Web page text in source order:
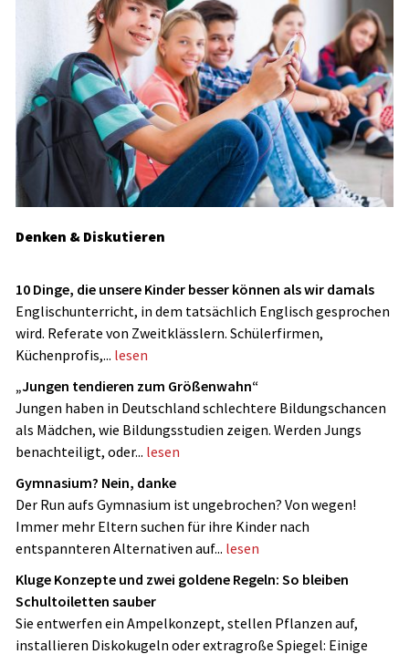
Denken & Diskutieren
10 Dinge, die unsere Kinder besser können als wir damals
Englischunterricht, in dem tatsächlich Englisch gesprochen
wird. Referate von Zweitklässlern. Schülerfirmen,
Küchenprofis,... lesen
„Jungen tendieren zum Größenwahn“
Jungen haben in Deutschland schlechtere Bildungschancen
als Mädchen, wie Bildungsstudien zeigen. Werden Jungs
benachteiligt, oder... lesen
Gymnasium? Nein, danke
Der Run aufs Gymnasium ist ungebrochen? Von wegen!
Immer mehr Eltern suchen für ihre Kinder nach
entspannteren Alternativen auf... lesen
Kluge Konzepte und zwei goldene Regeln: So bleiben
Schultoiletten sauber
Sie entwerfen ein Ampelkonzept, stellen Pflanzen auf,
installieren Diskokugeln oder extragroße Spiegel: Einige